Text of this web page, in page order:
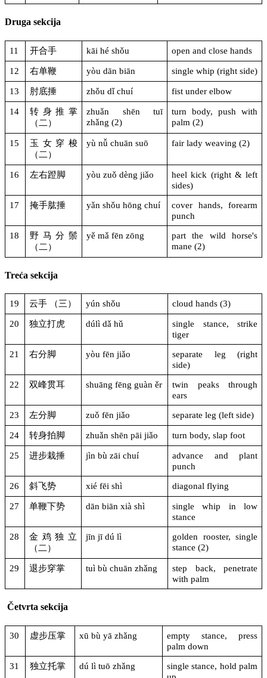
Druga sekcija
11 开合手 kāi hé shǒu open and close hands
12 右单鞭 yòu dān biān single whip (right side)
13 肘底捶 zhǒu dǐ chuí fist under elbow
14
转身推掌
（二）
zhuǎn shēn tuī
zhǎng (2)
turn body, push with
palm (2)
15
玉女穿梭
（二）
yù nǚ chuān suō fair lady weaving (2)
16 左右蹬脚 yòu zuǒ dèng jiǎo
heel kick (right & left
sides)
17 掩手肱捶 yǎn shǒu hōng chuí
cover hands, forearm
punch
18
野马分鬃
（二）
yě mǎ fēn zōng
part the wild horse's
mane (2)
Treća sekcija
19 云手 （三） yún shǒu cloud hands (3)
20 独立打虎 dúlì dǎ hǔ
single stance, strike
tiger
21 右分脚 yòu fēn jiǎo
separate leg (right
side)
22 双峰贯耳 shuāng fēng guàn ěr
twin peaks through
ears
23 左分脚 zuǒ fēn jiǎo separate leg (left side)
24 转身拍脚 zhuǎn shēn pāi jiǎo turn body, slap foot
25 进步栽捶 jìn bù zāi chuí
advance and plant
punch
26 斜飞势 xié fēi shì diagonal flying
27 单鞭下势 dān biān xià shì
single whip in low
stance
28
金鸡独立
（二）
jīn jī dú lì
golden rooster, single
stance (2)
29 退步穿掌 tuì bù chuān zhǎng
step back, penetrate
with palm
Četvrta sekcija
30 虚步压掌 xū bù yā zhǎng
empty stance, press
palm down
31 独立托掌 dú lì tuō zhǎng
single stance, hold palm